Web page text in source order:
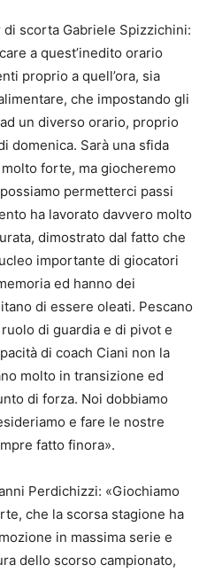
scorta Gabriele Spizzichini:
a quest’inedito orario
proprio a quell’ora, sia
che impostando gli
un diverso orario, proprio
domenica. Sarà una sfida
forte, ma giocheremo
permetterci passi
ha lavorato davvero molto
dimostrato dal fatto che
importante di giocatori
ed hanno dei
di essere oleati. Pescano
di guardia e di pivot e
di coach Ciani non la
molto in transizione ed
di forza. Noi dobbiamo
e fare le nostre
fatto finora».
Perdichizzi: «Giochiamo
che la scorsa stagione ha
in massima serie e
dello scorso campionato,